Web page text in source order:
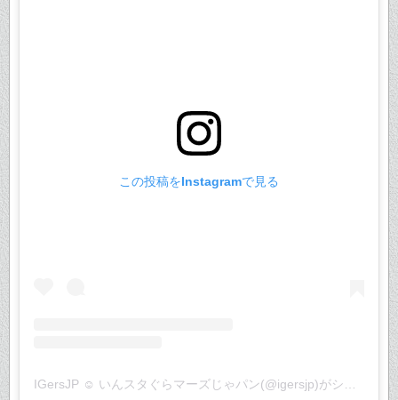
この投稿をInstagramで見る